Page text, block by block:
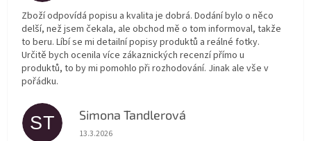
Zboží odpovídá popisu a kvalita je dobrá. Dodání bylo o něco
delší, než jsem čekala, ale obchod mě o tom informoval, takže
to beru. Líbí se mi detailní popisy produktů a reálné fotky.
Určitě bych ocenila více zákaznických recenzí přímo u
produktů, to by mi pomohlo při rozhodování. Jinak ale vše v
pořádku.
ST Simona Tandlerová
Hodnocení obchodu je 5 z 5 hvězdiček.
13.3.2026